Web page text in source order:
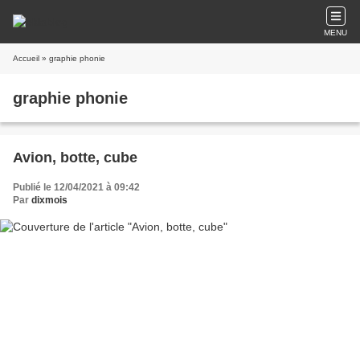
MENU
Accueil » graphie phonie
graphie phonie
Avion, botte, cube
Publié le 12/04/2021 à 09:42
Par dixmois